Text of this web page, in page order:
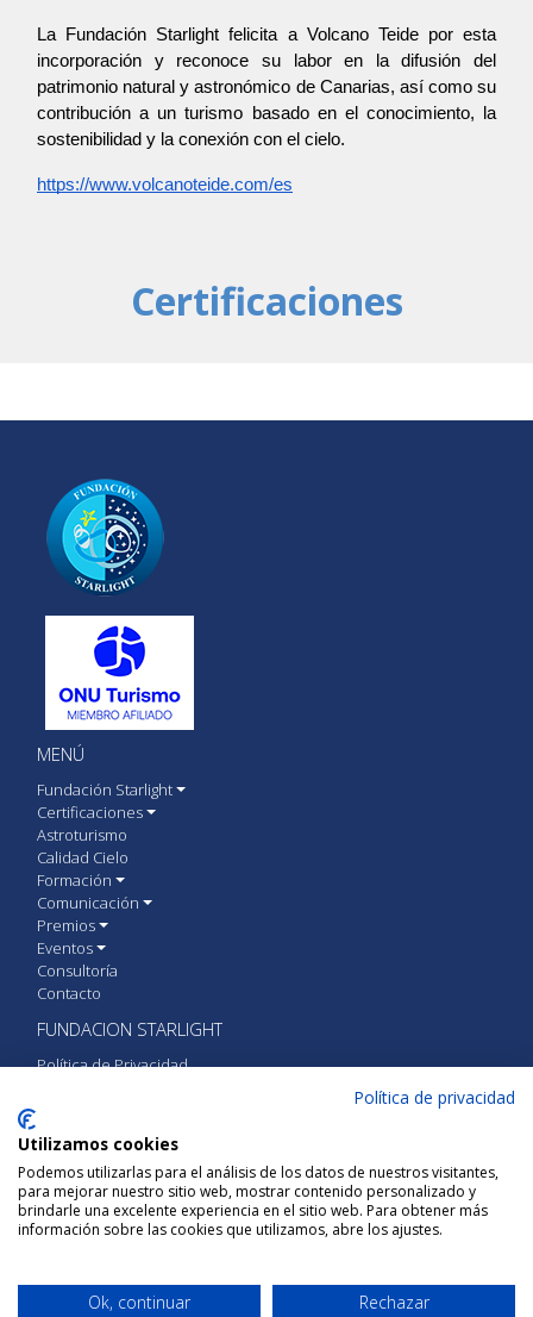
La Fundación Starlight felicita a Volcano Teide por esta
incorporación y reconoce su labor en la difusión del
patrimonio natural y astronómico de Canarias, así como su
contribución a un turismo basado en el conocimiento, la
sostenibilidad y la conexión con el cielo.
https://www.volcanoteide.com/es
Certificaciones
MENÚ
Fundación Starlight
Certificaciones
Astroturismo
Calidad Cielo
Formación
Comunicación
Premios
Eventos
Consultoría
Contacto
FUNDACION STARLIGHT
Política de Privacidad
CONTACTA CON FUNDACIÓN STARLIGHT
Calle Vía Láctea S/N 38205 San Cristóbal de
La Laguna, Tenerife, España
Política de privacidad
Utilizamos cookies
Podemos utilizarlas para el análisis de los datos de nuestros visitantes,
para mejorar nuestro sitio web, mostrar contenido personalizado y
brindarle una excelente experiencia en el sitio web. Para obtener más
información sobre las cookies que utilizamos, abre los ajustes.
Ok, continuar Rechazar